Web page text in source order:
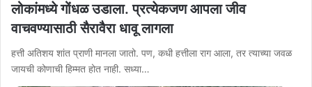
लोकांमध्ये गोंधळ उडाला. प्रत्येकजण आपला जीव
वाचवण्यासाठी सैरावैरा धावू लागला
हत्ती अतिशय शांत प्राणी मानला जातो. पण, कधी हत्तीला राग आला, तर त्याच्या जवळ
जायची कोणाची हिम्मत होत नाही. सध्या…